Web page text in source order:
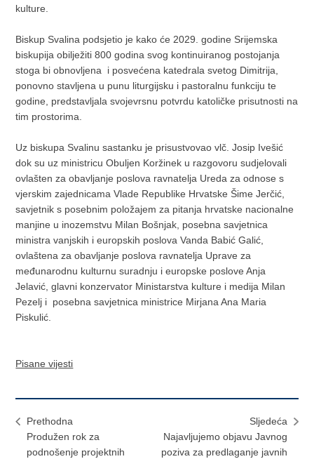
kulture.
Biskup Svalina podsjetio je kako će 2029. godine Srijemska
biskupija obilježiti 800 godina svog kontinuiranog postojanja
stoga bi obnovljena i posvećena katedrala svetog Dimitrija,
ponovno stavljena u punu liturgijsku i pastoralnu funkciju te
godine, predstavljala svojevrsnu potvrdu katoličke prisutnosti na
tim prostorima.
Uz biskupa Svalinu sastanku je prisustvovao vlč. Josip Ivešić
dok su uz ministricu Obuljen Koržinek u razgovoru sudjelovali
ovlašten za obavljanje poslova ravnatelja Ureda za odnose s
vjerskim zajednicama Vlade Republike Hrvatske Šime Jerčić,
savjetnik s posebnim položajem za pitanja hrvatske nacionalne
manjine u inozemstvu Milan Bošnjak, posebna savjetnica
ministra vanjskih i europskih poslova Vanda Babić Galić,
ovlaštena za obavljanje poslova ravnatelja Uprave za
međunarodnu kulturnu suradnju i europske poslove Anja
Jelavić, glavni konzervator Ministarstva kulture i medija Milan
Pezelj i posebna savjetnica ministrice Mirjana Ana Maria
Piskulić.
Pisane vijesti
Prethodna
Produžen rok za
podnošenje projektnih
Sljedeća
​Najavljujemo objavu Javnog
poziva za predlaganje javnih